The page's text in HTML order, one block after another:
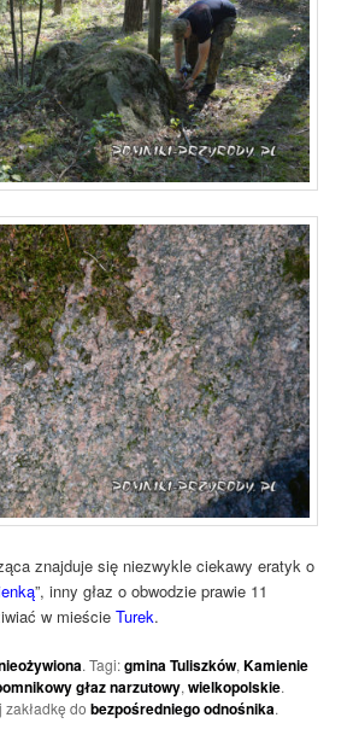
znajduje się niezwykle ciekawy eratyk o
”, inny głaz o obwodzie prawie 11
w mieścieTurek.
. Tagi:gmina Tuliszków,Kamienie
głaz narzutowy,wielkopolskie.
zakładkę dobezpośredniego odnośnika.